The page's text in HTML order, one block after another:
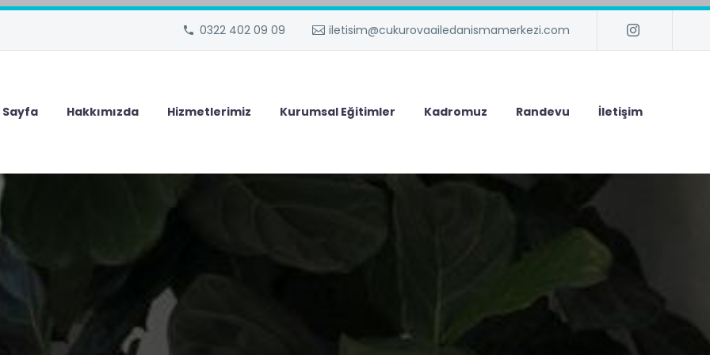
0322 402 09 09 iletisim@cukurovaailedanismamerkezi.com
Sayfa Hakkımızda Hizmetlerimiz Kurumsal Eğitimler Kadromuz Randevu İletişim